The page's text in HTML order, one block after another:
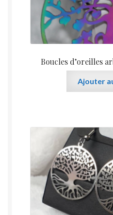
Boucles d’oreilles
Ajouter